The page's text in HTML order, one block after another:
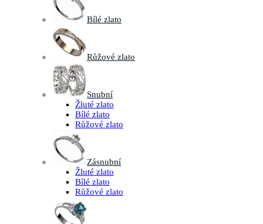
Bílé zlato
Růžové zlato
Snubní
Žluté zlato
Bílé zlato
Růžové zlato
Zásnubní
Žluté zlato
Bílé zlato
Růžové zlato